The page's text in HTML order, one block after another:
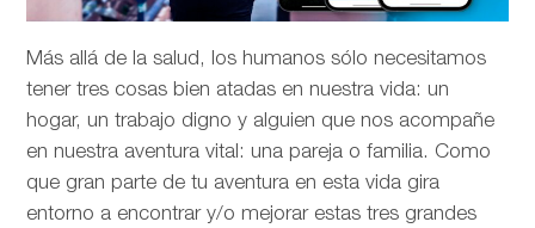
Más allá de la salud, los humanos sólo necesitamos
tener tres cosas bien atadas en nuestra vida: un
hogar, un trabajo digno y alguien que nos acompañe
en nuestra aventura vital: una pareja o familia. Como
que gran parte de tu aventura en esta vida gira
entorno a encontrar y/o mejorar estas tres grandes